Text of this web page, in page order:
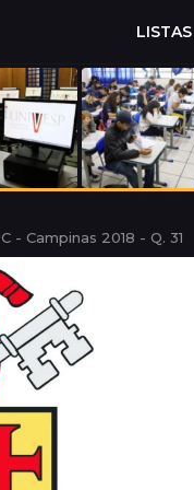
- Campinas 2018 - Q. 31